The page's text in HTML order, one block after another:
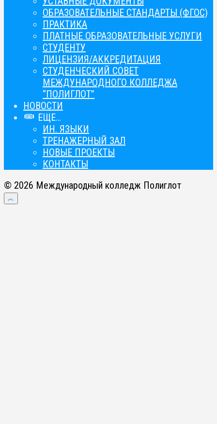
ОБРАЗОВАТЕЛЬНЫЕ СТАНДАРТЫ (ФГОС)
ПРАКТИКА
ПЛАТНЫЕ ОБРАЗОВАТЕЛЬНЫЕ УСЛУГИ
СТУДЕНТУ
ЛИЦЕНЗИЯ/АККРЕДИТАЦИЯ
СТУДЕНЧЕСКИЙ СОВЕТ
МЕЖДУНАРОДНОГО КОЛЛЕДЖА
“ПОЛИГЛОТ”
НОВОСТИ
ЕЩЕ…
ИН. ЯЗЫКИ
ТРЕНАЖЕРНЫЙ ЗАЛ
НОВЫЕ ПРОЕКТЫ
КОНТАКТЫ
© 2026 Международный колледж Полиглот